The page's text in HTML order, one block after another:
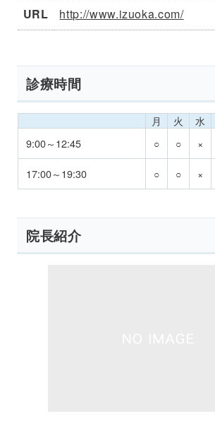
URL http://www.izuoka.com/
診療時間
月 火 水
9:00～12:45
○ ○ ×
17:00～19:30 ○ ○ ×
院長紹介